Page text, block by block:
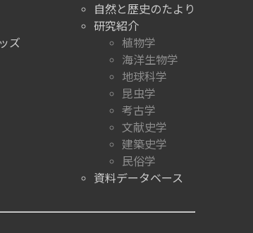
ズ
自然と歴史のたより
研究紹介
植物学
海洋生物学
地球科学
昆虫学
考古学
文献史学
建築史学
民俗学
資料データベース